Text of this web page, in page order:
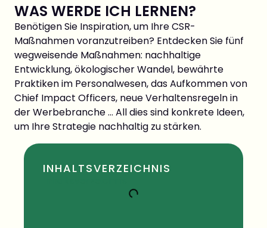
WAS WERDE ICH LERNEN?
Benötigen Sie Inspiration, um Ihre CSR-
Maßnahmen voranzutreiben? Entdecken Sie fünf
wegweisende Maßnahmen: nachhaltige
Entwicklung, ökologischer Wandel, bewährte
Praktiken im Personalwesen, das Aufkommen von
Chief Impact Officers, neue Verhaltensregeln in
der Werbebranche … All dies sind konkrete Ideen,
um Ihre Strategie nachhaltig zu stärken.
INHALTSVERZEICHNIS